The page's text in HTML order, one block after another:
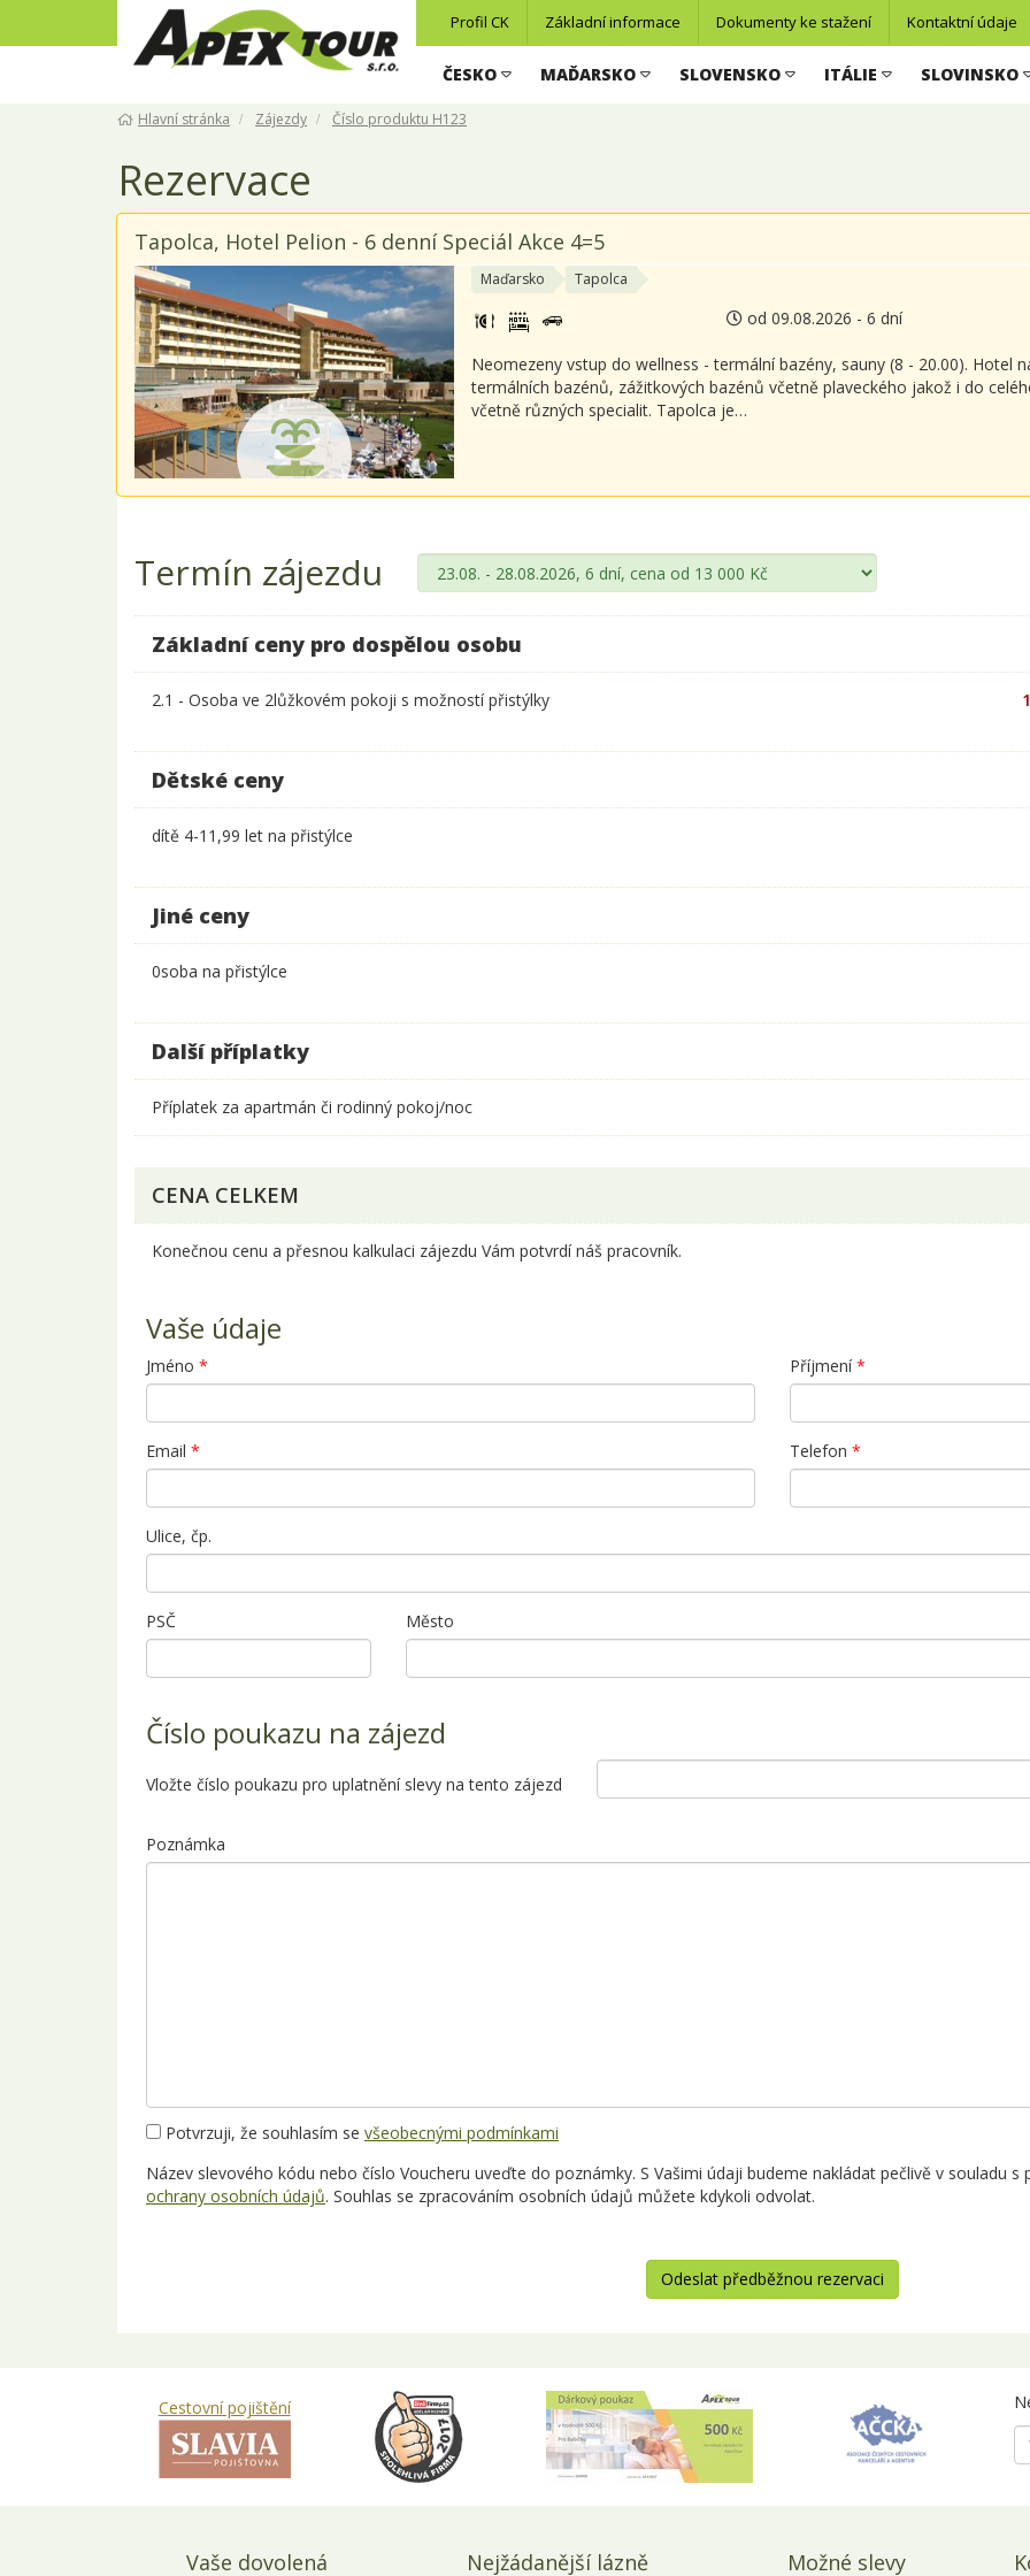
Profil CK Základní informace Dokumenty ke stažení Kontaktní údaje
ČESKO MAĎARSKO SLOVENSKO ITÁLIE SLOVINSKO
Hlavní stránka Zájezdy Číslo produktu H123
Rezervace
Tapolca, Hotel Pelion - 6 denní Speciál Akce 4=5
Maďarsko Tapolca
od 09.08.2026 - 6 dní
Neomezeny vstup do wellness - termální bazény, sauny (8 - 20.00). Hotel
termálních bazénů, zážitkových bazénů včetně plaveckého jakož i do
včetně různých specialit. Tapolca je…
Termín zájezdu
Základní ceny pro dospělou osobu
2.1 - Osoba ve 2lůžkovém pokoji s možností přistýlky
Dětské ceny
dítě 4-11,99 let na přistýlce
Jiné ceny
0soba na přistýlce
Další příplatky
Příplatek za apartmán či rodinný pokoj/noc
CENA CELKEM
Konečnou cenu a přesnou kalkulaci zájezdu Vám potvrdí náš pracovník.
Vaše údaje
Jméno * Příjmení*
Email * Telefon *
Ulice, čp.
PSČ Město
Číslo poukazu na zájezd
Vložte číslo poukazu pro uplatnění slevy na tento zájezd
Poznámka
Potvrzuji, že souhlasím se všeobecnými podmínkami
Název slevového kódu nebo číslo Voucheru uveďte do poznámky. S Vašimi údaji budeme nakládat pečlivě v souladu
ochrany osobních údajů. Souhlas se zpracováním osobních údajů můžete kdykoli odvolat.
Odeslat předběžnou rezervaci
Cestovní pojištění
Vaše dovolená Nejžádanější lázně Možné slevy